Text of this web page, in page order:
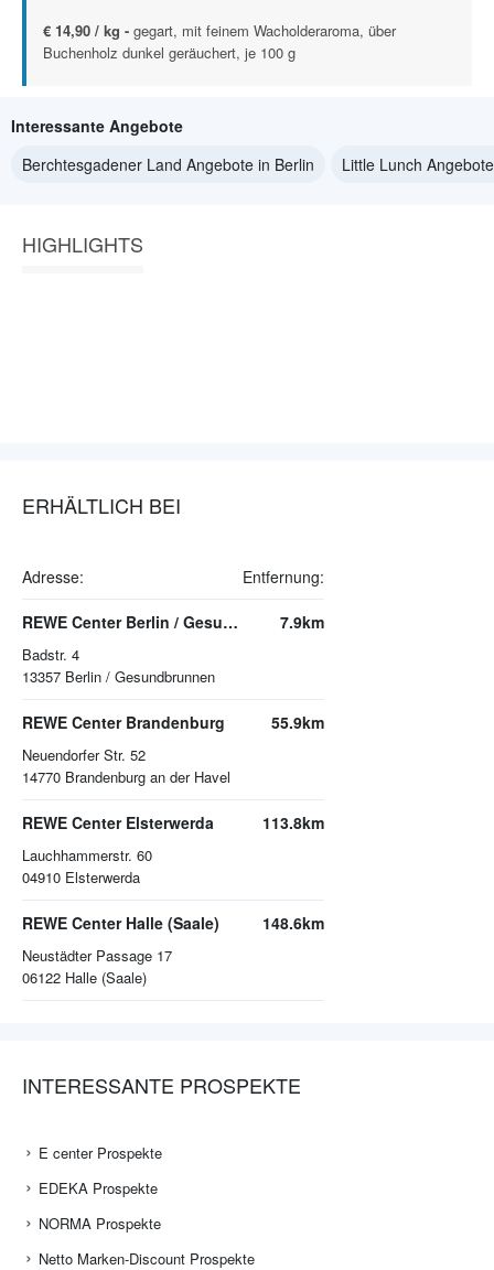
€ 14,90 / kg - gegart, mit feinem Wacholderaroma, über
Buchenholz dunkel geräuchert, je 100 g
Interessante Angebote
Berchtesgadener Land Angebote in Berlin
Little Lunch
HIGHLIGHTS
ERHÄLTLICH BEI
Adresse: Entfernung:
REWE Center Berlin / Gesundbrunnen
Badstr. 4
13357 Berlin / Gesundbrunnen
7.9km
REWE Center Brandenburg
Neuendorfer Str. 52
14770 Brandenburg an der Havel
55.9km
REWE Center Elsterwerda
Lauchhammerstr. 60
04910 Elsterwerda
113.8km
REWE Center Halle (Saale)
Neustädter Passage 17
06122 Halle (Saale)
148.6km
INTERESSANTE PROSPEKTE
E center Prospekte
EDEKA Prospekte
NORMA Prospekte
Netto Marken-Discount Prospekte